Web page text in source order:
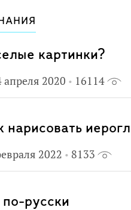
картинки?
апреля 2020 16114
нарисовать
2022 8133
по-русски